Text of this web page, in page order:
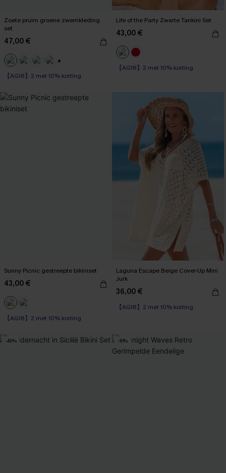
Zoete pruim groene zwemkleding
set
47,00 €
【AG18】2 met 10% korting
Op voorraad
Life of the Party Zwarte Tankini Set
43,00 €
【AG18】2 met 10% korting
Sunny Picnic gestreepte bikiniset
43,00 €
【AG18】2 met 10% korting
Op voorraad
Laguna Escape Beige Cover-Up Mini
Jurk
36,00 €
【AG18】2 met 10% korting
-49% -10%